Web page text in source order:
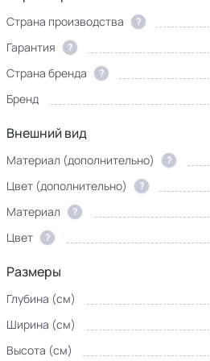
Страна производства ?
Гарантия
?
Страна бренда
?
Бренд
Внешний вид
Материал (дополнительно) ?
Цвет (дополнительно)
?
Материал
?
Цвет
?
Размеры
Глубина (см)
Ширина (см)
Высота (см)